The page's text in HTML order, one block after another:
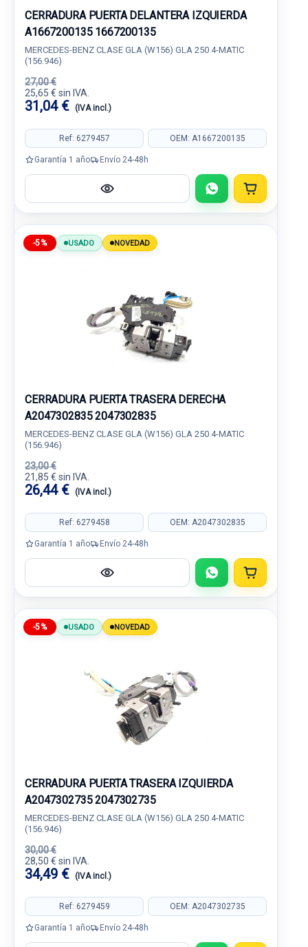
CERRADURA PUERTA DELANTERA IZQUIERDA
A1667200135 1667200135
MERCEDES-BENZ CLASE GLA (W156) GLA 250 4-MATIC
(156.946)
27,00 €
25,65 € sin IVA.
31,04 € (IVA incl.)
Ref: 6279457 OEM: A1667200135
Garantía 1 año Envío 24-48h
-5% USADO NOVEDAD
CERRADURA PUERTA TRASERA DERECHA
A2047302835 2047302835
MERCEDES-BENZ CLASE GLA (W156) GLA 250 4-MATIC
(156.946)
23,00 €
21,85 € sin IVA.
26,44 € (IVA incl.)
Ref: 6279458 OEM: A2047302835
Garantía 1 año Envío 24-48h
-5% USADO NOVEDAD
CERRADURA PUERTA TRASERA IZQUIERDA
A2047302735 2047302735
MERCEDES-BENZ CLASE GLA (W156) GLA 250 4-MATIC
(156.946)
30,00 €
28,50 € sin IVA.
34,49 € (IVA incl.)
Ref: 6279459 OEM: A2047302735
Garantía 1 año Envío 24-48h